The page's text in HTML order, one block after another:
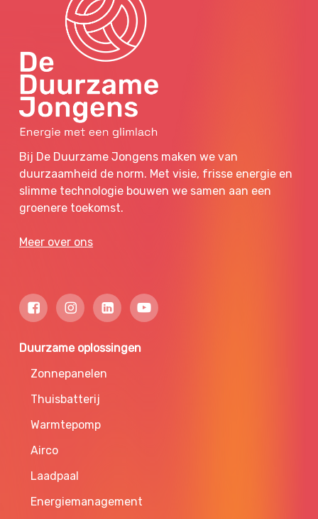
Bij De Duurzame Jongens maken we van
duurzaamheid de norm. Met visie, frisse energie en
slimme technologie bouwen we samen aan een
groenere toekomst.
Meer over ons
Duurzame oplossingen
Zonnepanelen
Thuisbatterij
Warmtepomp
Airco
Laadpaal
Energiemanagement